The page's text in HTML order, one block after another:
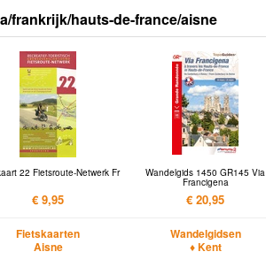
frankrijk/hauts-de-france/aisne
22 Fietsroute-Netwerk Fr
€ 9,95
Fietskaarten
Aisne
Wandelgids 1450 GR145 Via
Francigena
€ 20,95
Wandelgidsen
♦ Kent